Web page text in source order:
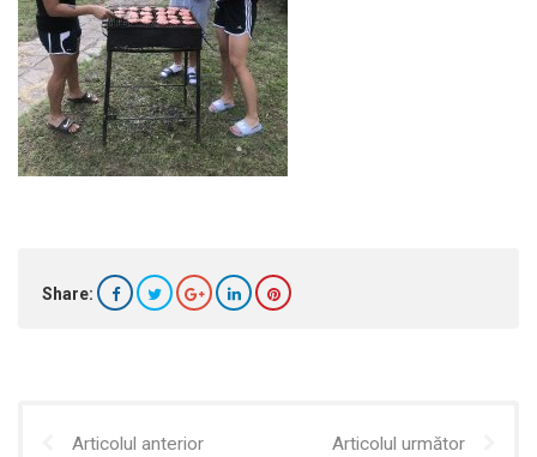
Share:
Articolul anterior Articolul următor